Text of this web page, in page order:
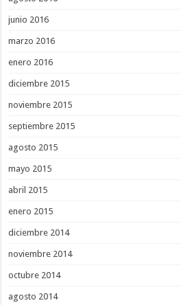
junio 2016
marzo 2016
enero 2016
diciembre 2015
noviembre 2015
septiembre 2015
agosto 2015
mayo 2015
abril 2015
enero 2015
diciembre 2014
noviembre 2014
octubre 2014
agosto 2014